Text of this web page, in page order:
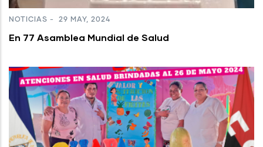
NOTICIAS - 29 MAY, 2024
En 77 Asamblea Mundial de Salud